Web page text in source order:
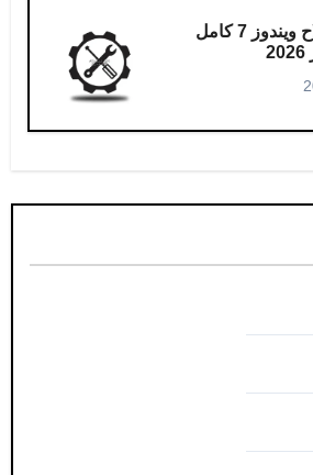
تحميل برنامج اصلاح ويندوز 7 كامل